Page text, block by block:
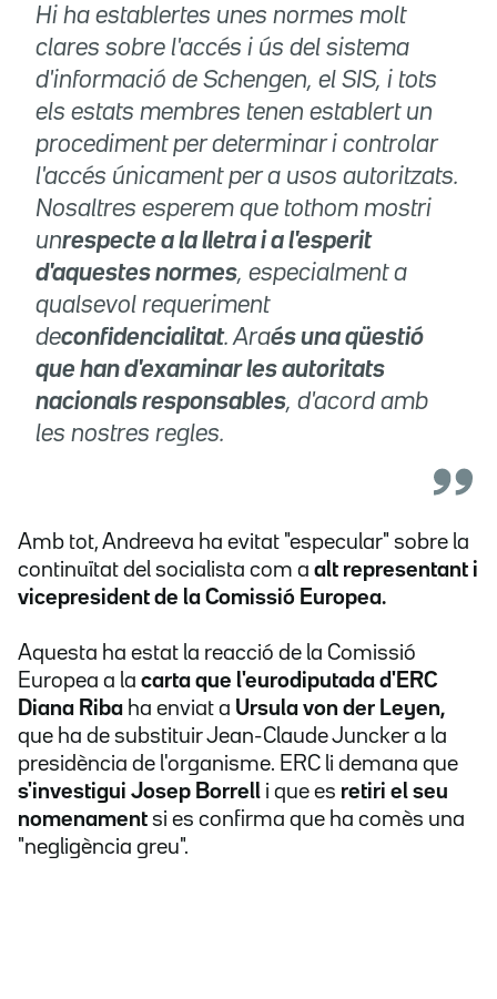
Hi ha establertes unes normes molt
clares sobre l'accés i ús del sistema
d'informació de Schengen, el SIS, i tots
els estats membres tenen establert un
procediment per determinar i controlar
l'accés únicament per a usos autoritzats.
Nosaltres esperem que tothom mostri
unrespecte a la lletra i a l'esperit
d'aquestes normes, especialment a
qualsevol requeriment
deconfidencialitat. Araés una qüestió
que han d'examinar les autoritats
nacionals responsables, d'acord amb
les nostres regles.
Amb tot, Andreeva ha evitat "especular" sobre la
continuïtat del socialista com a alt representant i
vicepresident de la Comissió Europea.
Aquesta ha estat la reacció de la Comissió
Europea a la carta que l'eurodiputada d'ERC
Diana Riba ha enviat a Ursula von der Leyen,
que ha de substituir Jean-Claude Juncker a la
presidència de l'organisme. ERC li demana que
s'investigui Josep Borrell i que es retiri el seu
nomenament si es confirma que ha comès una
"negligència greu".